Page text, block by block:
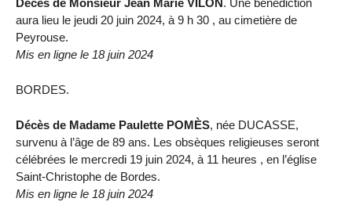
Décès de Monsieur Jean Marie VILON. Une bénédiction
aura lieu le jeudi 20 juin 2024, à 9 h 30 , au cimetière de
Peyrouse.
Mis en ligne le 18 juin 2024
BORDES.
Décès de Madame Paulette POMÈS, née DUCASSE,
survenu à l’âge de 89 ans. Les obsèques religieuses seront
célébrées le mercredi 19 juin 2024, à 11 heures , en l’église
Saint-Christophe de Bordes.
Mis en ligne le 18 juin 2024